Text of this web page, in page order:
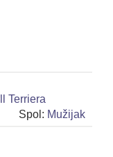
Terriera
Spol: Mužijak